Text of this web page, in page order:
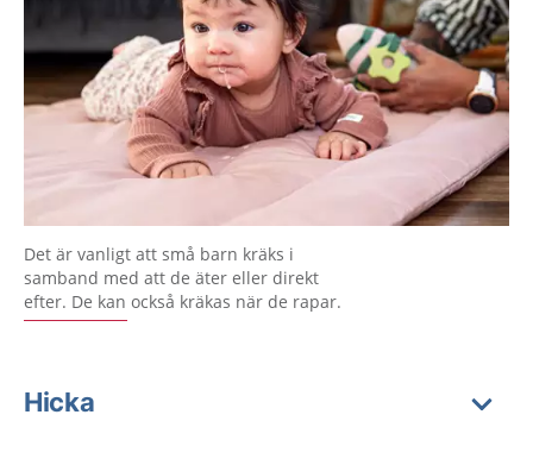
Det är vanligt att små barn kräks i
samband med att de äter eller direkt
efter. De kan också kräkas när de rapar.
Hicka